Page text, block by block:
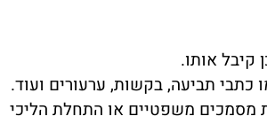
קיבל אותו.
תביעה, בקשות, ערעורים ועוד.
מסמכים משפטיים או התחלת הליכי